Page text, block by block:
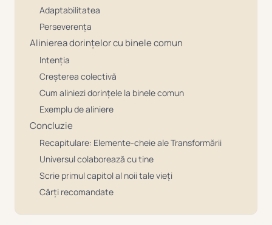
Adaptabilitatea
Perseverența
Alinierea dorințelor cu binele comun
Intenția
Creșterea colectivă
Cum aliniezi dorințele la binele comun
Exemplu de aliniere
Concluzie
Recapitulare: Elemente-cheie ale Transformării
Universul colaborează cu tine
Scrie primul capitol al noii tale vieți
Cărți recomandate